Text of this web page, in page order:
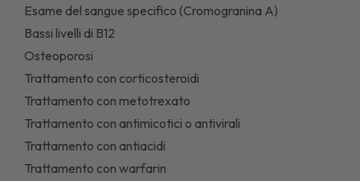
Esame del sangue specifico (Cromogranina A)
Bassi livelli di B12
Osteoporosi
Trattamento con corticosteroidi
Trattamento con metotrexato
Trattamento con antimicotici o antivirali
Trattamento con antiacidi
Trattamento con warfarin